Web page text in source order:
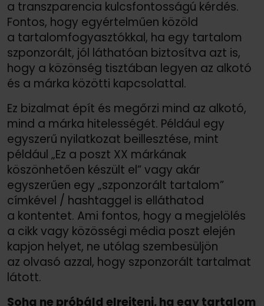
a transzparencia kulcsfontosságú kérdés.
Fontos, hogy egyértelműen közöld
a tartalomfogyasztókkal, ha egy tartalom
szponzorált, jól láthatóan biztosítva azt is,
hogy a közönség tisztában legyen az alkotó
és a márka közötti kapcsolattal.
Ez bizalmat épít és megőrzi mind az alkotó,
mind a márka hitelességét. Például egy
egyszerű nyilatkozat beillesztése, mint
például „Ez a poszt XX márkának
köszönhetően készült el” vagy akár
egyszerűen egy „szponzorált tartalom”
címkével / hashtaggel is elláthatod
a kontentet. Ami fontos, hogy a megjelölés
a cikk vagy közösségi média poszt elején
kapjon helyet, ne utólag szembesüljön
az olvasó azzal, hogy szponzorált tartalmat
látott.
Soha ne próbáld elrejteni, ha egy tartalom